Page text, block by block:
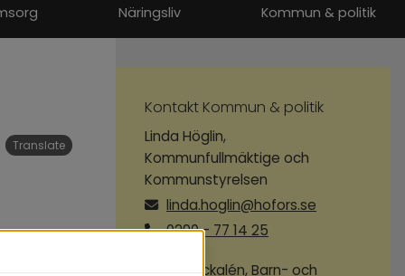
Näringsliv Kommun & politik
Translate
Kontakt Kommun & politik
Linda Höglin,
Kommunfullmäktige och
Kommunstyrelsen
linda.hoglin@hofors.se
0290 - 77 14 25
Lotta Packalén, Barn- och